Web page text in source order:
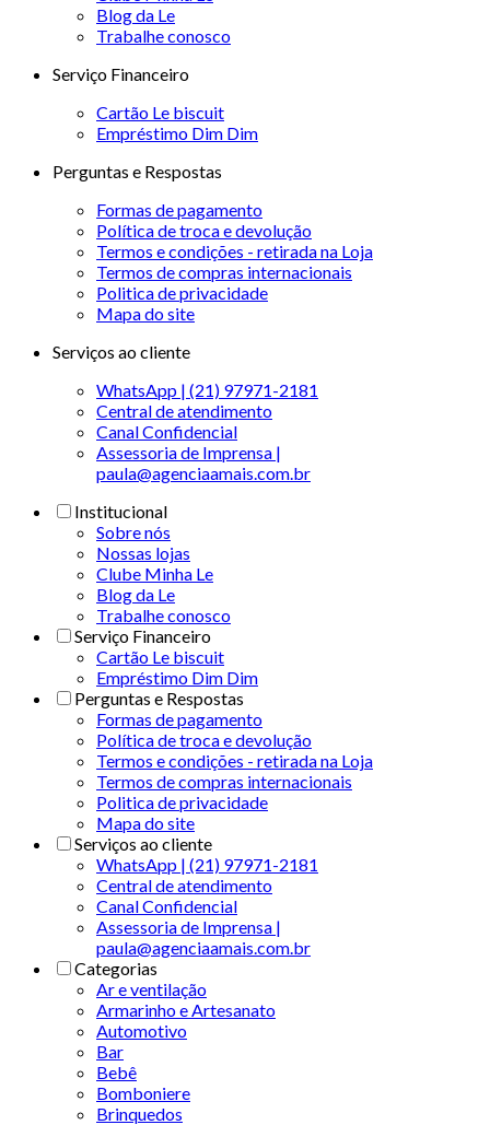
Blog da Le
Trabalhe conosco
Serviço Financeiro
Cartão Le biscuit
Empréstimo Dim Dim
Perguntas e Respostas
Formas de pagamento
Política de troca e devolução
Termos e condições - retirada na Loja
Termos de compras internacionais
Politica de privacidade
Mapa do site
Serviços ao cliente
WhatsApp | (21) 97971-2181
Central de atendimento
Canal Confidencial
Assessoria de Imprensa |
paula@agenciaamais.com.br
Institucional
Sobre nós
Nossas lojas
Clube Minha Le
Blog da Le
Trabalhe conosco
Serviço Financeiro
Cartão Le biscuit
Empréstimo Dim Dim
Perguntas e Respostas
Formas de pagamento
Política de troca e devolução
Termos e condições - retirada na Loja
Termos de compras internacionais
Politica de privacidade
Mapa do site
Serviços ao cliente
WhatsApp | (21) 97971-2181
Central de atendimento
Canal Confidencial
Assessoria de Imprensa |
paula@agenciaamais.com.br
Categorias
Ar e ventilação
Armarinho e Artesanato
Automotivo
Bar
Bebê
Bomboniere
Brinquedos